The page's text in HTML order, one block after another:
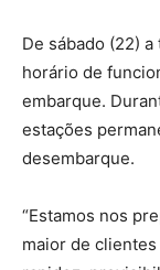
De sábado (22)
horário de
embarque.
estações
desembarque.
“Estamos nos
maior de